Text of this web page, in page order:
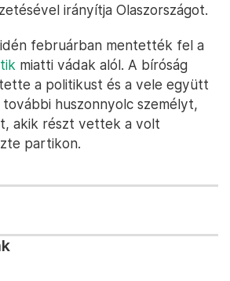
irányítja Olaszországot.
februárban mentették fel a
miatti vádak alól. A bíróság
a politikust és a vele együtt
huszonnyolc személyt,
akik részt vettek a volt
partikon.